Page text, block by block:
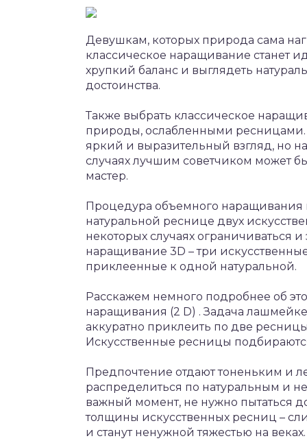
Девушкам, которых природа сама
классическое наращивание станет
хрупкий баланс и выглядеть
достоинства.
Также выбрать классическое
природы, ослабленными ресницами.
яркий и выразительный взгляд, но
случаях лучшим советчиком может
мастер.
Процедура объемного
натуральной реснице двух
некоторых случаях ограничиваться
наращивание 3D – три
приклеенные к одной натуральной.
Расскажем немного подробнее об
наращивания (2 D) . Задача
аккуратно приклеить по две
Искусственные ресницы
Предпочтение отдают тоненьким и
распределиться по натуральным и
важный момент, не нужно пытаться
толщины искусственных ресниц –
и станут ненужной тяжестью на веках.